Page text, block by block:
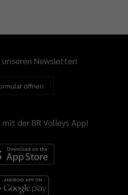
Newsletter!
öffnen
der BR Volleys App!